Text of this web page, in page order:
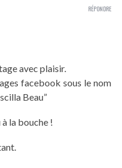
avec plaisir.
facebook sous le nom
Beau”
à la bouche !
RÉPONDRE